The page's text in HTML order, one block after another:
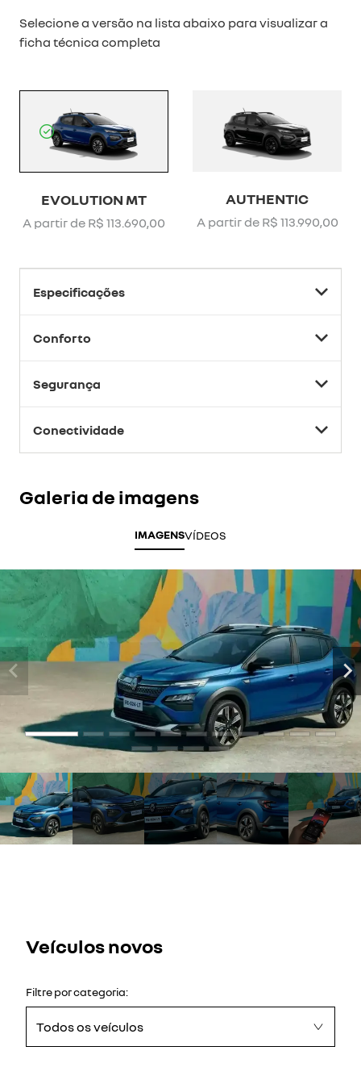
Selecione a versão na lista abaixo para visualizar a
ficha técnica completa
EVOLUTION MT
A partir de R$ 113.690,00
AUTHENTIC
A partir de R$ 113.990,00
Especificações
Conforto
Segurança
Conectividade
Galeria de imagens
IMAGENSVÍDEOS
Veículos novos
Filtre por categoria:
Todos os veículos